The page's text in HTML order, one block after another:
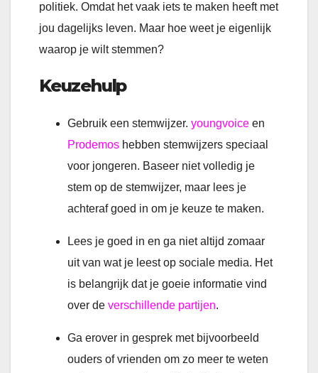
politiek. Omdat het vaak iets te maken heeft met
jou dagelijks leven. Maar hoe weet je eigenlijk
waarop je wilt stemmen?
Keuzehulp
Gebruik een stemwijzer. youngvoice en
Prodemos hebben stemwijzers speciaal
voor jongeren. Baseer niet volledig je
stem op de stemwijzer, maar lees je
achteraf goed in om je keuze te maken.
Lees je goed in en ga niet altijd zomaar
uit van wat je leest op sociale media. Het
is belangrijk dat je goeie informatie vind
over de verschillende partijen.
Ga erover in gesprek met bijvoorbeeld
ouders of vrienden om zo meer te weten